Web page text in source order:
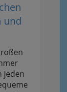
und
jeden